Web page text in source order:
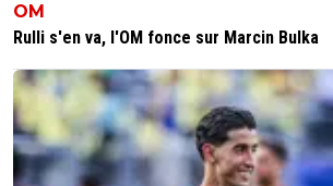
OM
Rulli s'en va, l'OM fonce sur Marcin Bulka